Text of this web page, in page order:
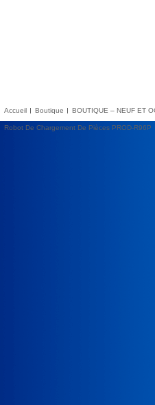
Accueil Boutique BOUTIQUE – NEUF ET
Robot De Chargement De Pièces PROD-R96P